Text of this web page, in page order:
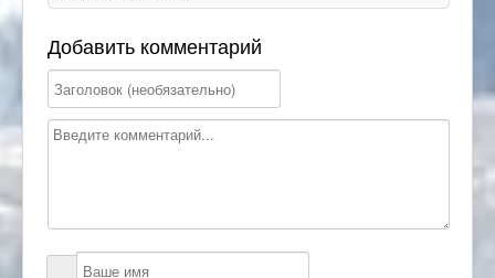
Добавить комментарий